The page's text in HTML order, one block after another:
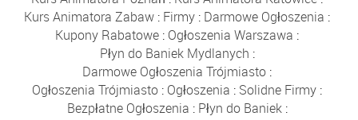
Kurs Animatora Zabaw : Firmy : Darmowe Ogłoszenia :
Kupony Rabatowe : Ogłoszenia Warszawa :
Płyn do Baniek Mydlanych :
Darmowe Ogłoszenia Trójmiasto :
Ogłoszenia Trójmiasto : Ogłoszenia : Solidne Firmy :
Bezpłatne Ogłoszenia : Płyn do Baniek: